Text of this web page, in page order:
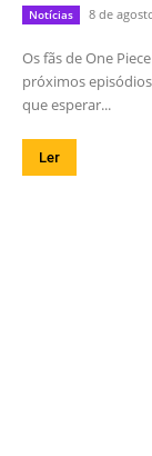
Notícias 8 de
Os fãs de One
próximos
que esperar...
Ler